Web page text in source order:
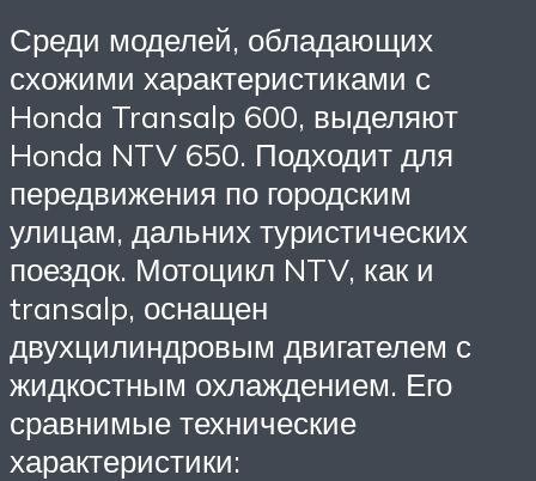
Среди моделей, обладающих
схожими характеристиками с
Honda Transalp 600, выделяют
Honda NTV 650. Подходит для
передвижения по городским
улицам, дальних туристических
поездок. Мотоцикл NTV, как и
transalp, оснащен
двухцилиндровым двигателем с
жидкостным охлаждением. Его
сравнимые технические
характеристики: